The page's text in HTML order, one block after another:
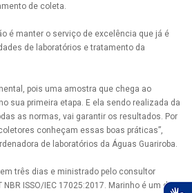
de coleta.
é manter o serviço de excelência que já é
de laboratórios e tratamento da
pois uma amostra que chega ao
sua primeira etapa. E ela sendo realizada da
as normas, vai garantir os resultados. Por
conheçam essas boas práticas”,
de laboratórios da Águas Guariroba.
três dias e ministrado pelo consultor
NBR ISSO/IEC 17025:2017. Marinho é um dos